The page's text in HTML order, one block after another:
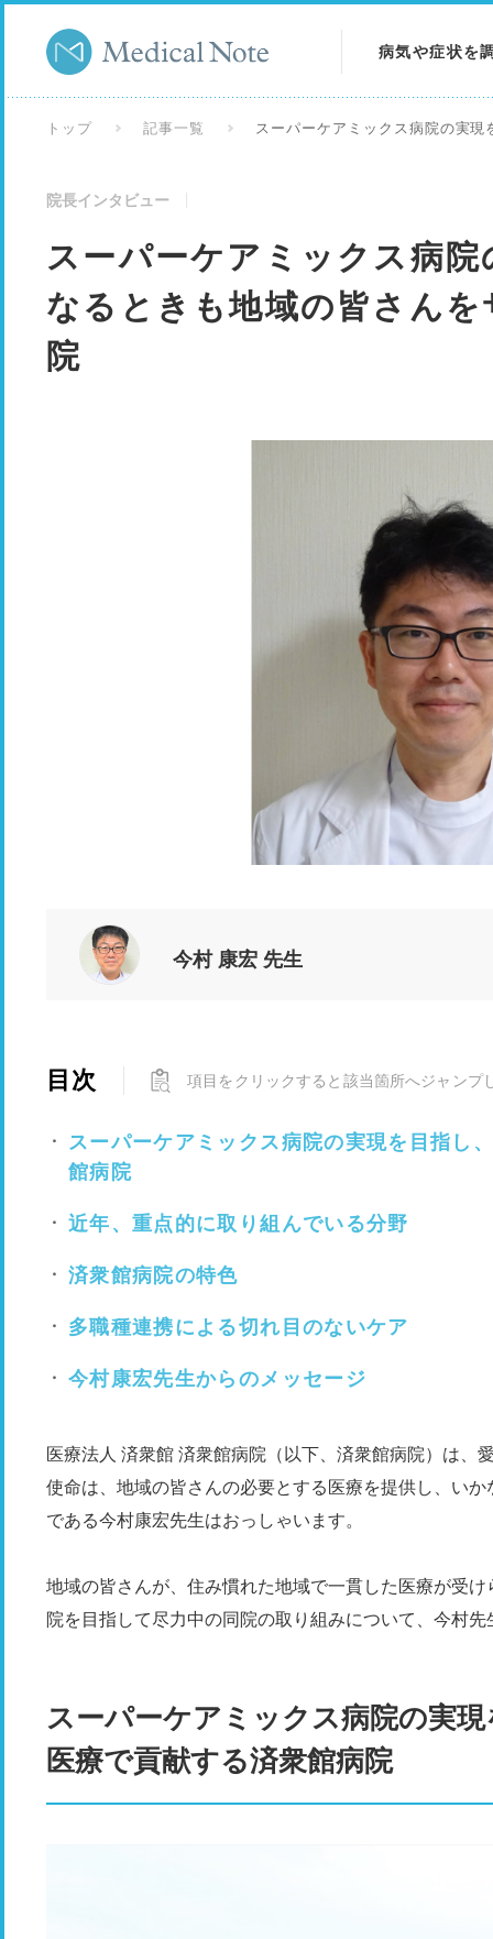
病気や症状を
トップ 記事一覧 スーパーケアミックス病院の実
院長インタビュー
スーパーケアミックス病
なるときも地域の皆さん
院
今村 康宏 先生
目次 項目をクリックすると該当箇所へジャンプ
スーパーケアミックス病院の実現を目指し
館病院
近年、重点的に取り組んでいる分野
済衆館病院の特色
多職種連携による切れ目のないケア
今村康宏先生からのメッセージ
医療法人 済衆館 済衆館病院（以下、済衆館病院）は、
使命は、地域の皆さんの必要とする医療を提供し、い
である今村康宏先生はおっしゃいます。
地域の皆さんが、住み慣れた地域で一貫した医療が受
院を目指して尽力中の同院の取り組みについて、今村
スーパーケアミックス病院の実
医療で貢献する済衆館病院